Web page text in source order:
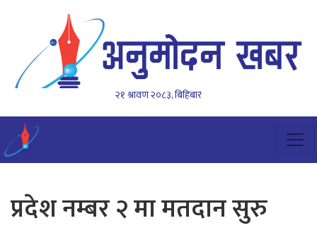
२१ श्रावण २०८३, बिहिबार
प्रदेश नम्बर २ मा मतदान सुरु